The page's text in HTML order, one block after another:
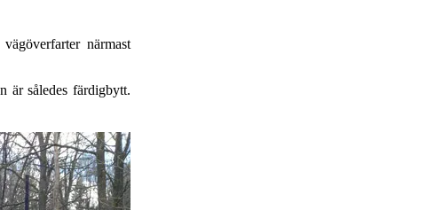
närmast
är således färdigbytt.